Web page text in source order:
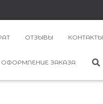
ОТЗЫВЫ КОНТАКТЫ
ОФОРМЛЕНИЕ ЗАКАЗА